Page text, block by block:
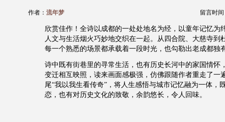
作者： 流年梦 留言时间
欣赏佳作！全诗以成都的一处处地名为经，以童年记忆为
人文与生活烟火巧妙地交织在一起。从四合院、大慈寺到
每一个熟悉的场景都承载着一段时光，也勾勒出老成都独
诗中既有街巷里的寻常生活，也有历史长河中的家国情怀
变迁相互映照，读来画面感极强，仿佛跟随作者重走了一
尾“我以我生看传奇”，将人生感悟与城市记忆融为一体，
恋，也有对历史文化的致敬，余韵悠长，令人回味。